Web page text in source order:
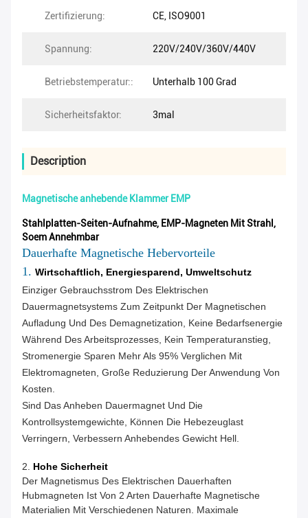
Zertifizierung: CE, ISO9001
Spannung: 220V/240V/360V/440V
Betriebstemperatur:: Unterhalb 100 Grad
Sicherheitsfaktor: 3mal
Description
Magnetische anhebende Klammer EMP
Stahlplatten-Seiten-Aufnahme, EMP-Magneten Mit Strahl,
Soem Annehmbar
Dauerhafte Magnetische Hebervorteile
1. Wirtschaftlich, Energiesparend, Umweltschutz
Einziger Gebrauchsstrom Des Elektrischen
Dauermagnetsystems Zum Zeitpunkt Der Magnetischen
Aufladung Und Des Demagnetization, Keine Bedarfsenergie
Während Des Arbeitsprozesses, Kein Temperaturanstieg,
Stromenergie Sparen Mehr Als 95% Verglichen Mit
Elektromagneten, Große Reduzierung Der Anwendung Von
Kosten.
Sind Das Anheben Dauermagnet Und Die
Kontrollsystemgewichte, Können Die Hebezeuglast
Verringern, Verbessern Anhebendes Gewicht Hell.
2. Hohe Sicherheit
Der Magnetismus Des Elektrischen Dauerhaften
Hubmagneten Ist Von 2 Arten Dauerhafte Magnetische
Materialien Mit Verschiedenen Naturen. Maximale